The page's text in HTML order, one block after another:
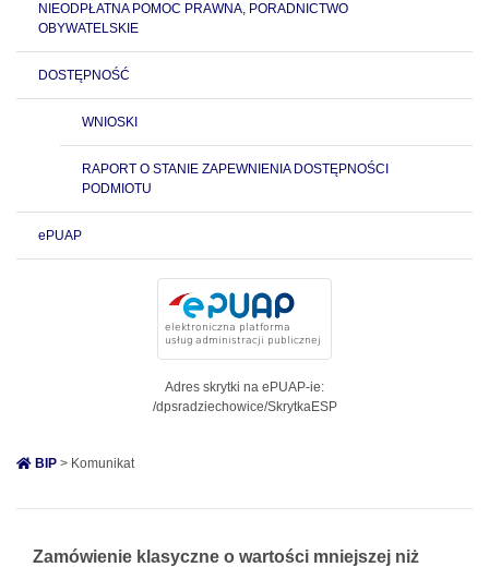
NIEODPŁATNA POMOC PRAWNA, PORADNICTWO
OBYWATELSKIE
DOSTĘPNOŚĆ
WNIOSKI
RAPORT O STANIE ZAPEWNIENIA DOSTĘPNOŚCI
PODMIOTU
ePUAP
Adres skrytki na ePUAP-ie:
/dpsradziechowice/SkrytkaESP
BIP > Komunikat
Zamówienie klasyczne o wartości mniejszej niż